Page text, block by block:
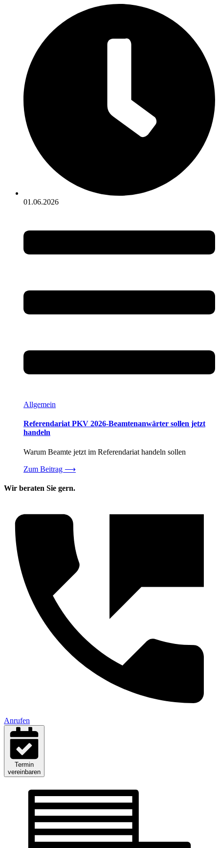
01.06.2026
Allgemein
Referendariat PKV 2026-Beamtenanwärter sollen jetzt
handeln
Warum Beamte jetzt im Referendariat handeln sollen
Zum Beitrag ⟶
Wir beraten Sie gern.
Anrufen
Termin
vereinbaren